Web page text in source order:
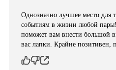
Однозначно лучшее место для
событиям в жизни любой
поможет вам внести большой
вас лапки. Крайне позитивен,